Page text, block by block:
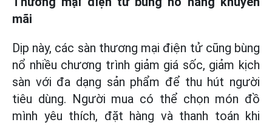
mãi
Dịp này, các sàn thương mại điện tử cũng bùng
nổ nhiều chương trình giảm giá sốc, giảm kịch
sàn với đa dạng sản phẩm để thu hút người
tiêu dùng. Người mua có thể chọn món đồ
mình yêu thích, đặt hàng và thanh toán khi